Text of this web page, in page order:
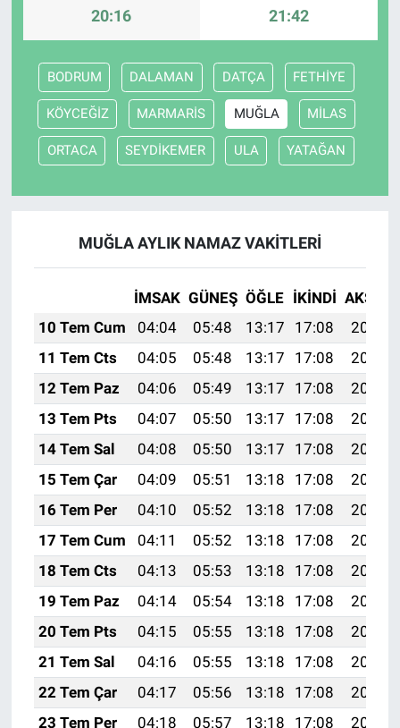
20:16 21:42
BODRUM DALAMAN DATÇA FETHİYE
KÖYCEĞİZ MARMARİS MUĞLA MİLAS
ORTACA SEYDİKEMER ULA YATAĞAN
MUĞLA AYLIK NAMAZ VAKITLERI
İMSAK GÜNEŞ ÖĞLE İKINDI AKŞAM
10 Tem Cum
04:04 05:48 13:17 17:08
20:36
11 Tem Cts
04:05 05:48 13:17 17:08
20:36
12 Tem Paz
04:06 05:49 13:17 17:08
20:35
13 Tem Pts
04:07 05:50 13:17 17:08
20:35
14 Tem Sal
04:08 05:50 13:17 17:08
20:35
15 Tem Çar
04:09 05:51 13:18 17:08
20:34
16 Tem Per
04:10 05:52 13:18 17:08
20:34
17 Tem Cum
04:11 05:52 13:18 17:08
20:33
18 Tem Cts
04:13 05:53 13:18 17:08
20:33
19 Tem Paz
04:14 05:54 13:18 17:08
20:32
20 Tem Pts
04:15 05:55 13:18 17:08
20:31
21 Tem Sal
04:16 05:55 13:18 17:08
20:31
22 Tem Çar
04:17 05:56 13:18 17:08
20:30
23 Tem Per
04:18 05:57 13:18 17:08
20:29